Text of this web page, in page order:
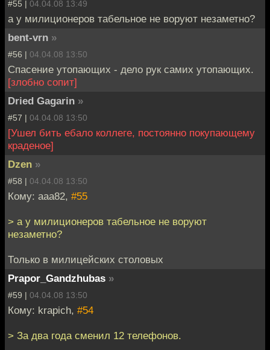
#55 | 04.04.08 13:49
а у милиционеров табельное не воруют незаметно?
bent-vrn »
#56 | 04.04.08 13:50
Спасение утопающих - дело рук самих утопающих.
[злобно сопит]
Dried Gagarin »
#57 | 04.04.08 13:50
[Ушел бить ебало коллеге, постоянно покупающему
краденое]
Dzen »
#58 | 04.04.08 13:50
Кому: aaa82, #55
> а у милиционеров табельное не воруют
незаметно?
Только в милицейских столовых
Prapor_Gandzhubas »
#59 | 04.04.08 13:50
Кому: krapich, #54
> За два года сменил 12 телефонов.